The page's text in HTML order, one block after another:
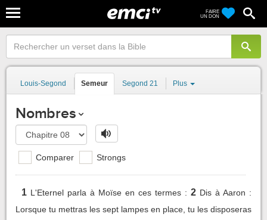
FAIRE
UN DON
Louis-Segond Semeur Segond 21 Plus
Nombres
Comparer Strongs
1 L'Eternel parla à Moïse en ces termes : 2 Dis à Aaron :
Lorsque tu mettras les sept lampes en place, tu les disposeras